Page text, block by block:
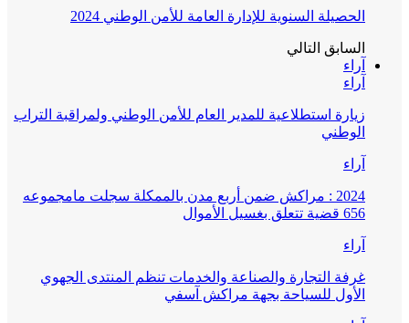
الحصيلة السنوية للإدارة العامة للأمن الوطني 2024
السابق التالي
آراء
آراء
زيارة استطلاعية للمدير العام للأمن الوطني ولمراقبة التراب
الوطني
آراء
2024 : مراكش ضمن أربع مدن بالممكلة سجلت مامجموعه
656 قضية تتعلق بغسيل الأموال
آراء
غرفة التجارة والصناعة والخدمات تنظم المنتدى الجهوي
الأول للسياحة بجهة مراكش آسفي